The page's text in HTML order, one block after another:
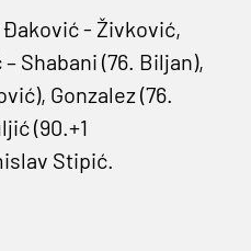
Đaković - Živković,
Shabani (76. Biljan),
Gonzalez (76.
(90.+1
Stipić.